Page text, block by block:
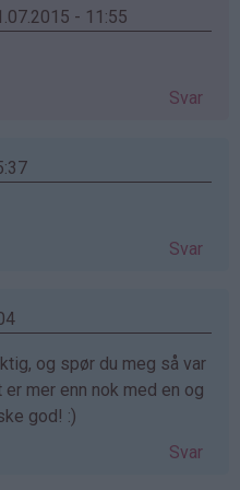
- 11:55
Svar
Svar
og spør du meg så var
mer enn nok med en og
god! :)
Svar